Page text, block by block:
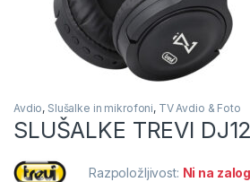
Avdio, Slušalke in mikrofoni, TV Avdio & Foto
SLUŠALKE TREVI
Razpoložljivost: Ni na